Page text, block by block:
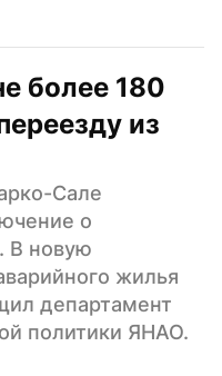
более 180
из
Сале
о
В новую
жилья
департамент
политики ЯНАО.